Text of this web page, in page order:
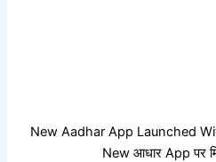
New Aadhar App Launched
New आधार App पर